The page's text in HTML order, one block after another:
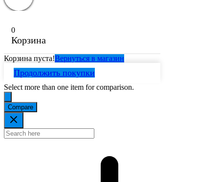
0
Корзина
Корзина пуста!Вернуться в магазин
Продолжить покупки
Select more than one item for comparison.
Compare